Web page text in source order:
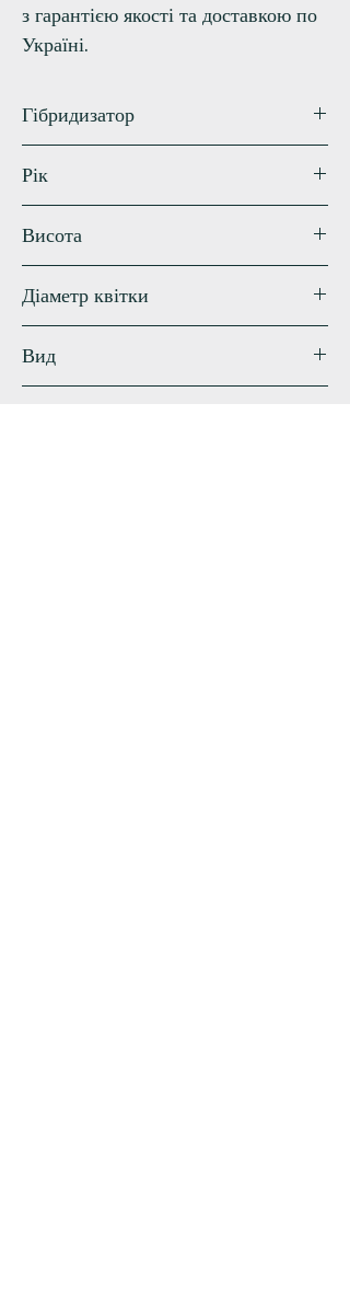
з гарантією якості та доставкою по
Україні.
Гібридизатор
Рік
Висота
Діаметр квітки
Вид